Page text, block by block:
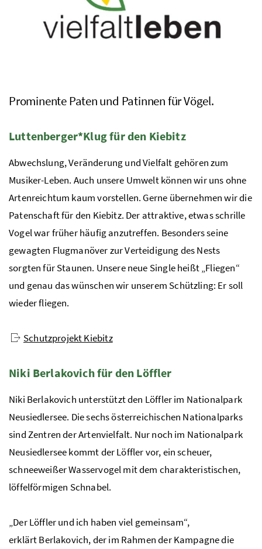
Prominente Paten und Patinnen für Vögel.
Luttenberger*Klug für den Kiebitz
Abwechslung, Veränderung und Vielfalt gehören zum
Musiker-Leben. Auch unsere Umwelt können wir uns ohne
Artenreichtum kaum vorstellen. Gerne übernehmen wir die
Patenschaft für den Kiebitz. Der attraktive, etwas schrille
Vogel war früher häufig anzutreffen. Besonders seine
gewagten Flugmanöver zur Verteidigung des Nests
sorgten für Staunen. Unsere neue Single heißt „Fliegen“
und genau das wünschen wir unserem Schützling: Er soll
wieder fliegen.
Schutzprojekt Kiebitz
Niki Berlakovich für den Löffler
Niki Berlakovich unterstützt den Löffler im Nationalpark
Neusiedlersee. Die sechs österreichischen Nationalparks
sind Zentren der Artenvielfalt. Nur noch im Nationalpark
Neusiedlersee kommt der Löffler vor, ein scheuer,
schneeweißer Wasservogel mit dem charakteristischen,
löffelförmigen Schnabel.
„Der Löffler und ich haben viel gemeinsam“,
erklärt Berlakovich, der im Rahmen der Kampagne die